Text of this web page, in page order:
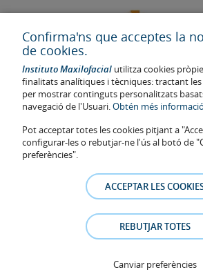
Última actualització: 2023
Num. d'autorització de centre sanitari:
La informació present a la web no reemplaça
relació metge-pacient. En cas de dubte,
referència. Les fotos i els testimonis dels
apareixen a la web estan publicades amb el
retiraran a qualsevol moment a petició dels
Política de Cookies–Política de
Confirma'ns que acceptes la
de cookies.
Instituto Maxilofacial utilitza cookies
finalitats analítiques i tècniques: tractant les
per mostrar continguts personalitzats
navegació de l'Usuari.Obtén més
Pot acceptar totes les cookies pitjant a
configurar-les o rebutjar-ne l'ús al botó de
preferències".
ACCEPTAR LES
REBUTJAR TOTES
Canviar preferències